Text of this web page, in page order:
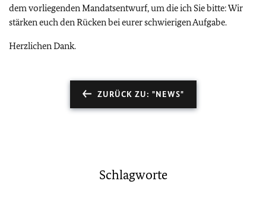
dem vorliegenden Mandatsentwurf, um die ich Sie bitte: Wir
stärken euch den Rücken bei eurer schwierigen Aufgabe.
Herzlichen Dank.
ZURÜCK ZU: "NEWS"
Schlagworte